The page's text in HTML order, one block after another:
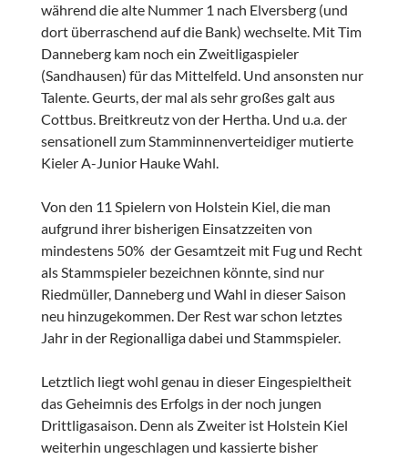
während die alte Nummer 1 nach Elversberg (und
dort überraschend auf die Bank) wechselte. Mit Tim
Danneberg kam noch ein Zweitligaspieler
(Sandhausen) für das Mittelfeld. Und ansonsten nur
Talente. Geurts, der mal als sehr großes galt aus
Cottbus. Breitkreutz von der Hertha. Und u.a. der
sensationell zum Stamminnenverteidiger mutierte
Kieler A-Junior Hauke Wahl.
Von den 11 Spielern von Holstein Kiel, die man
aufgrund ihrer bisherigen Einsatzzeiten von
mindestens 50% der Gesamtzeit mit Fug und Recht
als Stammspieler bezeichnen könnte, sind nur
Riedmüller, Danneberg und Wahl in dieser Saison
neu hinzugekommen. Der Rest war schon letztes
Jahr in der Regionalliga dabei und Stammspieler.
Letztlich liegt wohl genau in dieser Eingespieltheit
das Geheimnis des Erfolgs in der noch jungen
Drittligasaison. Denn als Zweiter ist Holstein Kiel
weiterhin ungeschlagen und kassierte bisher